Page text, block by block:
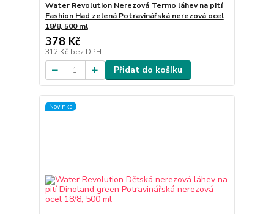
Water Revolution Nerezová Termo láhev na pití
Fashion Had zelená Potravinářská nerezová ocel
18/8, 500 ml
378 Kč
312 Kč bez DPH
Přidat do košíku
Novinka